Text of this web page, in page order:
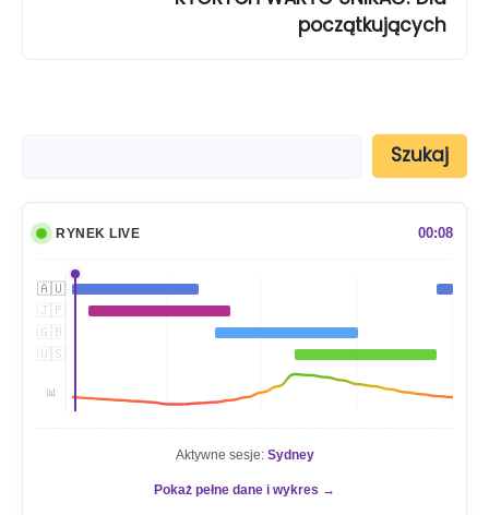
początkujących
Szukaj
RYNEK LIVE 00:08
🇦🇺
🇯🇵
🇬🇧
🇺🇸
📊
Aktywne sesje: Sydney
Pokaż pełne dane i wykres →